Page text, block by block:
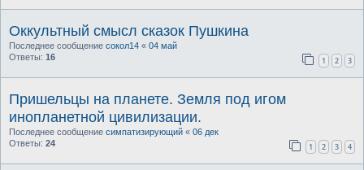
Оккультный смысл сказок Пушкина
Последнее сообщение сокол14 « 04 май
Ответы: 16 1 2 3
Пришельцы на планете. Земля под игом
инопланетной цивилизации.
Последнее сообщение симпатизирующий « 06 дек
Ответы: 24 1 2 3 4